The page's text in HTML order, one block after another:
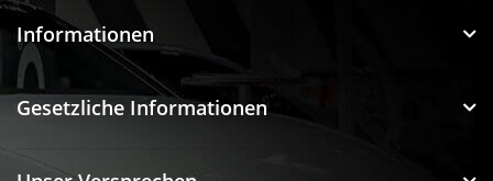
Informationen
Gesetzliche Informationen